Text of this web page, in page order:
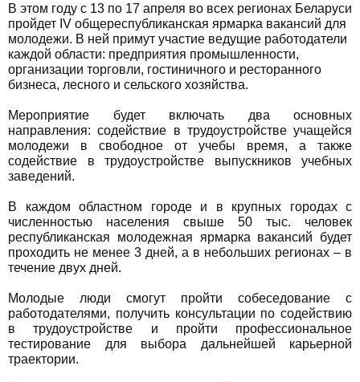
В этом году с 13 по 17 апреля во всех регионах Беларуси
пройдет IV общереспубликанская ярмарка вакансий для
молодежи. В ней примут участие ведущие работодатели
каждой области: предприятия промышленности,
организации торговли, гостиничного и ресторанного
бизнеса, лесного и сельского хозяйства.
Мероприятие будет включать два основных
направления: содействие в трудоустройстве учащейся
молодежи в свободное от учебы время, а также
содействие в трудоустройстве выпускников учебных
заведений.
В каждом областном городе и в крупных городах с
численностью населения свыше 50 тыс. человек
республиканская молодежная ярмарка вакансий будет
проходить не менее 3 дней, а в небольших регионах – в
течение двух дней.
Молодые люди смогут пройти собеседование с
работодателями, получить консультации по содействию
в трудоустройстве и пройти профессиональное
тестирование для выбора дальнейшей карьерной
траектории.